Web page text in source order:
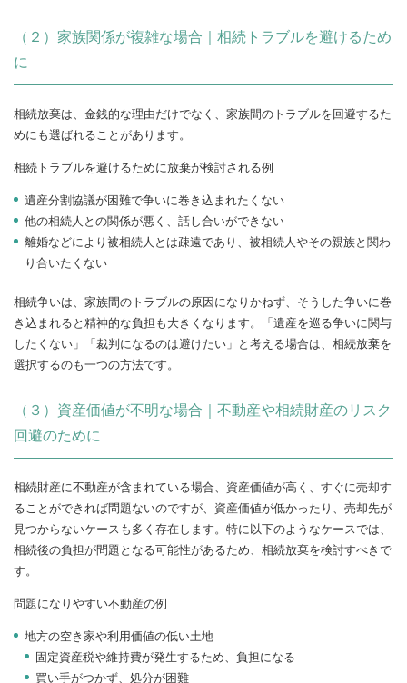
（２）家族関係が複雑な場合｜相続トラブルを避けるため
に
相続放棄は、金銭的な理由だけでなく、家族間のトラブルを回避するた
めにも選ばれることがあります。
相続トラブルを避けるために放棄が検討される例
遺産分割協議が困難で争いに巻き込まれたくない
他の相続人との関係が悪く、話し合いができない
離婚などにより被相続人とは疎遠であり、被相続人やその親族と関わ
り合いたくない
相続争いは、家族間のトラブルの原因になりかねず、そうした争いに巻
き込まれると精神的な負担も大きくなります。「遺産を巡る争いに関与
したくない」「裁判になるのは避けたい」と考える場合は、相続放棄を
選択するのも一つの方法です。
（３）資産価値が不明な場合｜不動産や相続財産のリスク
回避のために
相続財産に不動産が含まれている場合、資産価値が高く、すぐに売却す
ることができれば問題ないのですが、資産価値が低かったり、売却先が
見つからないケースも多く存在します。特に以下のようなケースでは、
相続後の負担が問題となる可能性があるため、相続放棄を検討すべきで
す。
問題になりやすい不動産の例
地方の空き家や利用価値の低い土地
固定資産税や維持費が発生するため、負担になる
買い手がつかず、処分が困難